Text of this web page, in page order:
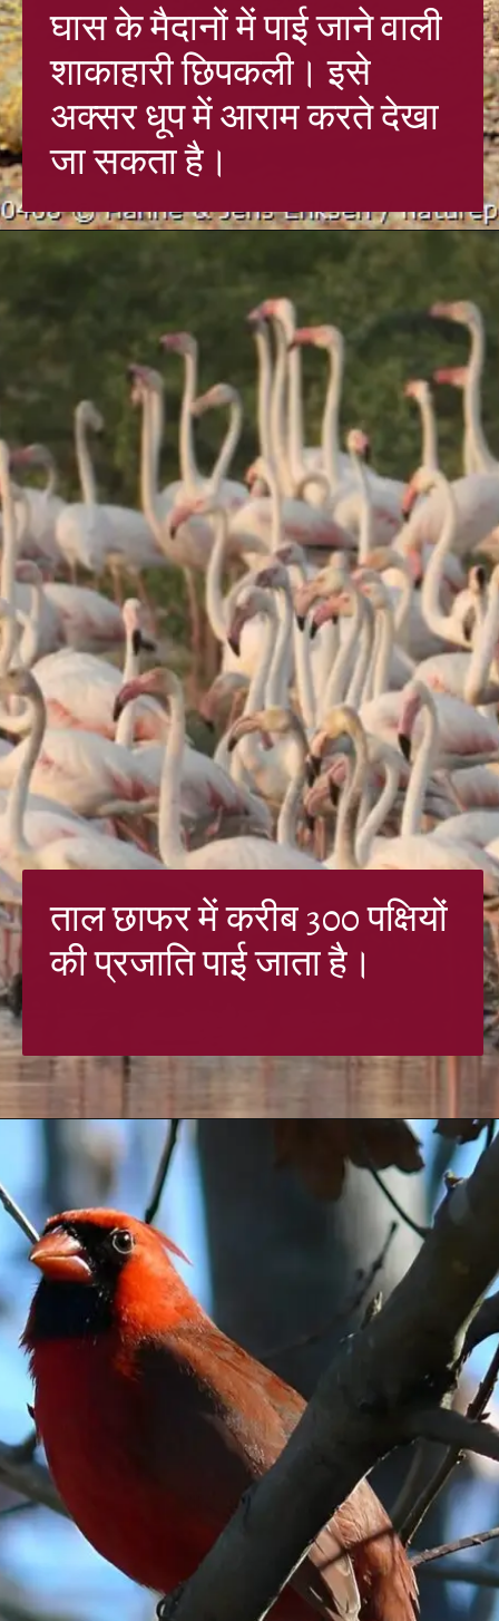
घास के मैदानों में पाई जाने वाली
शाकाहारी छिपकली। इसे
अक्सर धूप में आराम करते देखा
जा सकता है।
ताल छाफर में करीब 300 पक्षियों
की प्रजाति पाई जाता है।